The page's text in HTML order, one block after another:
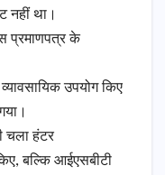
नहीं था।
प्रमाणपत्र के
उपयोग किए
चला हंटर
बल्कि आईएसबीटी